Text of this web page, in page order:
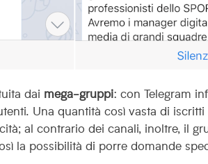
dai mega-gruppi: con Telegram
Una quantità così vasta di iscritti
al contrario dei canali, inoltre, il
la possibilità di porre domande